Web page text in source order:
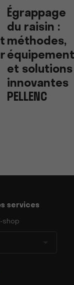
Égrappage
du raisin :
méthodes,
et solutions
innovantes
PELLENC
services
shop